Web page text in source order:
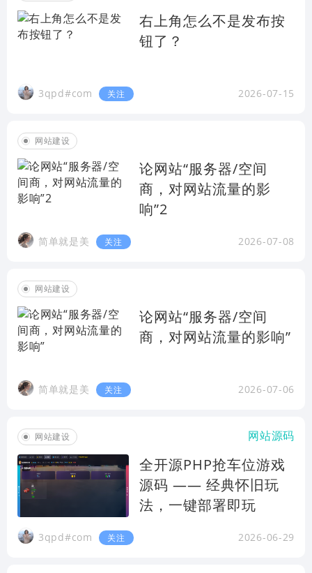
右上角怎么不是发布按
钮了？
3qpd#com 关注 2026-07-15
网站建设
论网站“服务器/空间
商，对网站流量的影
响”2
简单就是美 关注 2026-07-08
网站建设
论网站“服务器/空间
商，对网站流量的影响”
简单就是美 关注 2026-07-06
网站建设 网站源码
全开源PHP抢车位游戏
源码 —— 经典怀旧玩
法，一键部署即玩
3qpd#com 关注 2026-06-29